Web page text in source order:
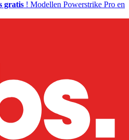
gratis ! Modellen Powerstrike Pro en